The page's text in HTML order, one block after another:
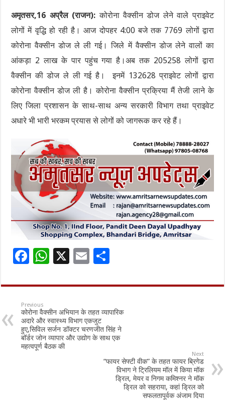
अमृतसर,16 अप्रैल (राजन): कोरोना वैक्सीन डोज लेने वाले प्राइवेट
लोगों में वृद्धि हो रही है। आज दोपहर 4:00 बजे तक 7769 लोगों द्वारा
कोरोना वैक्सीन डोज ले ली गई। जिले में वैक्सीन डोज लेने वालों का
आंकड़ा 2 लाख के पार पहुंच गया है।अब तक 205258 लोगों द्वारा
वैक्सीन की डोज ले ली गई है। इनमें 132628 प्राइवेट लोगों द्वारा
कोरोना वैक्सीन डोज ली है। कोरोना वैक्सीन प्रक्रिया मैं तेजी लाने के
लिए जिला प्रशासन के साथ-साथ अन्य सरकारी विभाग तथा प्राइवेट
अधारे भी भारी भरकम प्रयास से लोगों को जागरूक कर रहे हैं।
F
e
b
o
o
k
W
at
sA
p
p
X
E
ai ar
e
Previous
कोरोना वैक्सीन अभियान के तहत व्यापारिक
अदारे और स्वास्थ्य विभाग एकजुट
हुए,सिविल सर्जन डॉक्टर चरणजीत सिंह ने
बॉर्डर जोन व्यापार और उद्योग के साथ एक
महत्वपूर्ण बैठक की
Next
“फायर सेफ्टी वीक” के तहत फायर ब्रिगेड
विभाग ने ट्रिलियम मॉल में किया मॉक
ड्रिल, मेयर व निगम कमिश्नर ने मॉक
ड्रिल को सहराया, कहां ड्रिल को
सफलतापूर्वक अंजाम दिया